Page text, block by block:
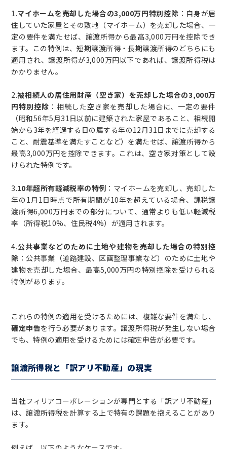
1.マイホームを売却した場合の3,000万円特別控除 ：自身が居
住していた家屋とその敷地（マイホーム）を売却した場合、一
定の要件を満たせば、譲渡所得から最高3,000万円を控除でき
ます。この特例は、短期譲渡所得・長期譲渡所得のどちらにも
適用され、譲渡所得が3,000万円以下であれば、譲渡所得税は
かかりません。
2.被相続人の居住用財産（空き家）を売却した場合の3,000万
円特別控除 ：相続した空き家を売却した場合に、一定の要件
（昭和56年5月31日以前に建築された家屋であること、相続開
始から3年を経過する日の属する年の12月31日までに売却する
こと、耐震基準を満たすことなど）を満たせば、譲渡所得から
最高3,000万円を控除できます。これは、空き家対策として設
けられた特例です。
3.10年超所有軽減税率の特例 ：マイホームを売却し、売却した
年の1月1日時点で所有期間が10年を超えている場合、課税譲
渡所得6,000万円までの部分について、通常よりも低い軽減税
率（所得税10%、住民税4%）が適用されます。
4.公共事業などのために土地や建物を売却した場合の特別控
除 ：公共事業（道路建設、区画整理事業など）のために土地や
建物を売却した場合、最高5,000万円の特別控除を受けられる
特例があります。
これらの特例の適用を受けるためには、複雑な要件を満たし、
確定申告を行う必要があります。譲渡所得税が発生しない場合
でも、特例の適用を受けるためには確定申告が必要です。
譲渡所得税と「訳アリ不動産」の現実
当社フィリアコーポレーションが専門とする「訳アリ不動産」
は、譲渡所得税を計算する上で特有の課題を抱えることがあり
ます。